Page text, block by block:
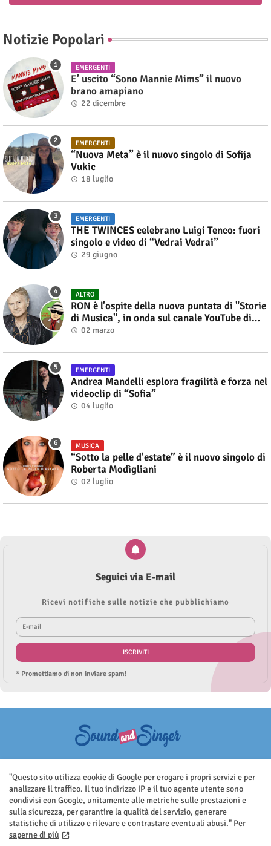
Notizie Popolari
EMERGENTI
E’ uscito “Sono Mannie Mims” il nuovo
brano amapiano
22 dicembre
EMERGENTI
“Nuova Meta” è il nuovo singolo di Sofija
Vukic
18 luglio
EMERGENTI
THE TWINCES celebrano Luigi Tenco: fuori
singolo e video di “Vedrai Vedrai”
29 giugno
ALTRO
RON è l'ospite della nuova puntata di "Storie
di Musica", in onda sul canale YouTube di
Alberto Salerno
02 marzo
EMERGENTI
Andrea Mandelli esplora fragilità e forza nel
videoclip di “Sofia”
04 luglio
MUSICA
“Sotto la pelle d'estate” è il nuovo singolo di
Roberta Modìgliani
02 luglio
Seguici via E-mail
Ricevi notifiche sulle notizie che pubblichiamo
* Promettiamo di non inviare spam!
aggiornato senza nessuna periodicità. Non può pertanto considerarsi
un prodotto editoriale ai sensi della legge n.62 del 7.03.2001
Home
"Questo sito utilizza cookie di Google per erogare i propri servizi e per
analizzare il traffico. Il tuo indirizzo IP e il tuo agente utente sono
condivisi con Google, unitamente alle metriche sulle prestazioni e
sulla sicurezza, per garantire la qualità del servizio, generare
statistiche di utilizzo e rilevare e contrastare eventuali abusi." Per
saperne di più